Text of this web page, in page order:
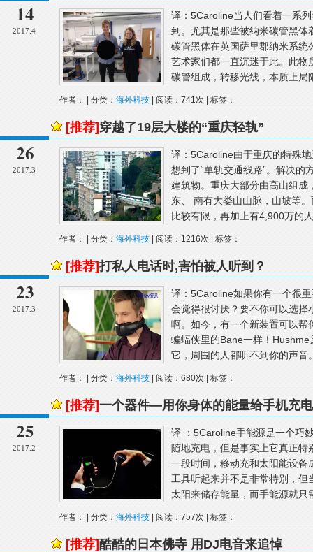
14
2017.4
译：5Caroline当人们看着一系
到。尤其是那些被纳米碳管黑
碳管黑体在英国萨里郡纳米系
艺术家们都一直沉迷于此。此
碳管组成，转移光线，本质上局
作者： | 分类： 海外科技 | 阅读：741次 | 标签：
26
2017.3
[推荐]穿越了19层大楼的“重庆轻轨”
译：5Caroline由于重庆的特殊
想到了“单轨交通线路”。解决
建筑物。重庆大部分由高山组
东、 南有大娄山山脉，山坡等
比较有限，再加上有4,900万的
作者： | 分类： 海外科技 | 阅读：1216次 | 标签：
23
2017.3
[推荐]打私人电话时,害怕被人听到？
译：5Caroline如果你有一个很
会觉得很讨厌？要不你可以选
啊。如今，有一个新装置可以
蝙蝠侠里的Bane一样！
它，周围的人都听不到你的声音
作者： | 分类： 海外科技 | 阅读：680次 | 标签：
25
2017.2
[推荐]一个器件—用你身体的能量给手机充电
译 ：5Caroline手能源是一个巧
随地充电，但是事实上它真正
一段时间，移动充和太阳能设
工具听起来并不是非常特别，
太阳来储存能量，而手能源就
作者： | 分类： 海外科技 | 阅读：757次 | 标签：
[推荐]酷酷的日本佛寺 用DJ电音来追悼